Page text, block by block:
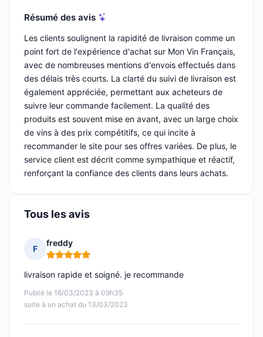
Résumé des avis
Les clients soulignent la rapidité de livraison comme un
point fort de l'expérience d'achat sur Mon Vin Français,
avec de nombreuses mentions d'envois effectués dans
des délais très courts. La clarté du suivi de livraison est
également appréciée, permettant aux acheteurs de
suivre leur commande facilement. La qualité des
produits est souvent mise en avant, avec un large choix
de vins à des prix compétitifs, ce qui incite à
recommander le site pour ses offres variées. De plus, le
service client est décrit comme sympathique et réactif,
renforçant la confiance des clients dans leurs achats.
Tous les avis
F
freddy
Note : 5 sur 5
Publié le 16/03/2023 à 09h35
suite à un achat du 13/03/2023
livraison rapide et soigné. je recommande